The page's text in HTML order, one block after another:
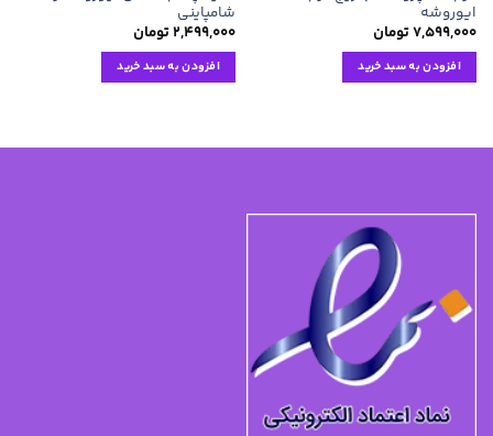
ایوروشه
۷,۵۹۹,۰۰۰تومان
افزودن به سبد خرید
شامپاینی
۲,۴۹۹,۰۰۰تومان
افزودن به سبد خرید